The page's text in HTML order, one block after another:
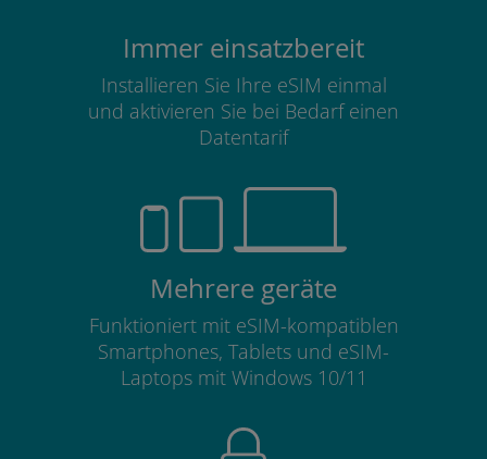
Immer einsatzbereit
Installieren Sie Ihre eSIM einmal
und aktivieren Sie bei Bedarf einen
Datentarif
Mehrere geräte
Funktioniert mit eSIM-kompatiblen
Smartphones, Tablets und eSIM-
Laptops mit Windows 10/11